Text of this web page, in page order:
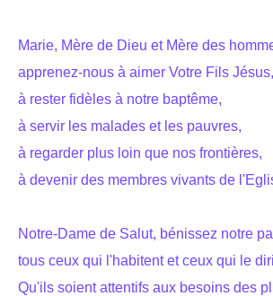
Marie, Mère de Dieu et Mère des
apprenez-nous à aimer Votre Fils Jésus,
à rester fidèles à notre baptême,
à servir les malades et les pauvres,
à regarder plus loin que nos frontières,
à devenir des membres vivants de
Notre-Dame de Salut, bénissez notre
tous ceux qui l'habitent et ceux qui le
Qu'ils soient attentifs aux besoins des